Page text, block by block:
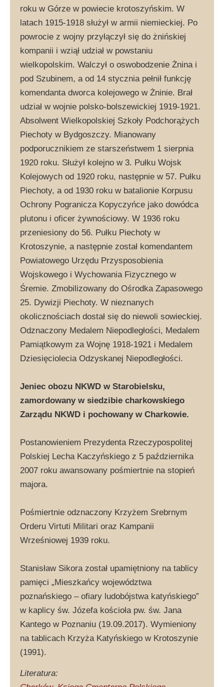
roku w Górze w powiecie krotoszyńskim. W
latach 1915-1918 służył w armii niemieckiej. Po
powrocie z wojny przyłączył się do żnińskiej
kompanii i wziął udział w powstaniu
wielkopolskim. Walczył o oswobodzenie Żnina i
pod Szubinem, a od 14 stycznia pełnił funkcję
komendanta dworca kolejowego w Żninie. Brał
udział w wojnie polsko-bolszewickiej 1919-1921.
Absolwent Wielkopolskiej Szkoły Podchorążych
Piechoty w Bydgoszczy. Mianowany
podporucznikiem ze starszeństwem 1 sierpnia
1920 roku. Służył kolejno w 3. Pułku Wojsk
Kolejowych od 1920 roku, następnie w 57. Pułku
Piechoty, a od 1930 roku w batalionie Korpusu
Ochrony Pogranicza Kopyczyńce jako dowódca
plutonu i oficer żywnościowy. W 1936 roku
przeniesiony do 56. Pułku Piechoty w
Krotoszynie, a następnie został komendantem
Powiatowego Urzędu Przysposobienia
Wojskowego i Wychowania Fizycznego w
Śremie. Zmobilizowany do Ośrodka Zapasowego
25. Dywizji Piechoty. W nieznanych
okolicznościach dostał się do niewoli sowieckiej.
Odznaczony Medalem Niepodległości, Medalem
Pamiątkowym za Wojnę 1918-1921 i Medalem
Dziesięciolecia Odzyskanej Niepodległości.
Jeniec obozu NKWD w Starobielsku,
zamordowany w siedzibie charkowskiego
Zarządu NKWD i pochowany w Charkowie.
Postanowieniem Prezydenta Rzeczypospolitej
Polskiej Lecha Kaczyńskiego z 5 października
2007 roku awansowany pośmiertnie na stopień
majora.
Pośmiertnie odznaczony Krzyżem Srebrnym
Orderu Virtuti Militari oraz Kampanii
Wrześniowej 1939 roku.
Stanisław Sikora został upamiętniony na tablicy
pamięci „Mieszkańcy województwa
poznańskiego – ofiary ludobójstwa katyńskiego”
w kaplicy św. Józefa kościoła pw. św. Jana
Kantego w Poznaniu (19.09.2017). Wymieniony
na tablicach Krzyża Katyńskiego w Krotoszynie
(1991).
Literatura: